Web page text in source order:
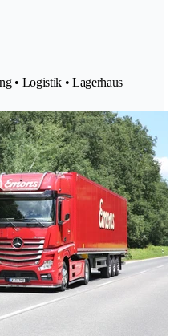
• Logistik • Lagerhaus